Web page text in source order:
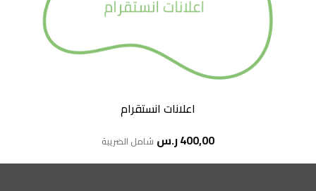
اعلانات انستقرام
400,00ر.س شامل الضريبة